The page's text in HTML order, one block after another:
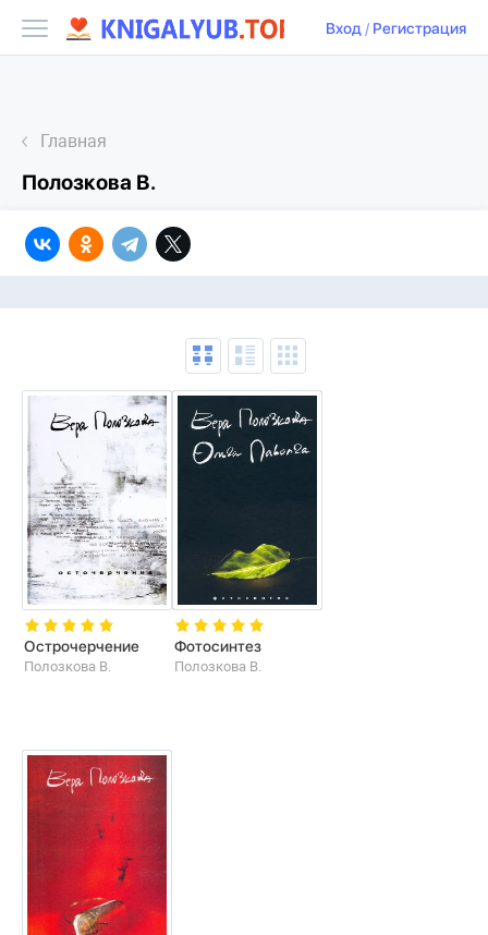
Вход/ Регистрация
Главная
Полозкова В.
Острочерчение
Полозкова В.
Фотосинтез
Полозкова В.